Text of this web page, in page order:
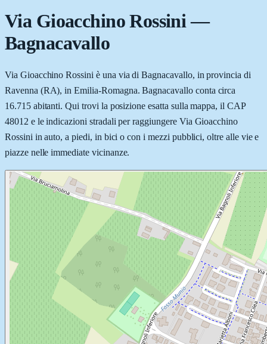
Via Gioacchino Rossini—
Bagnacavallo
Via Gioacchino Rossini è una via di Bagnacavallo, in provincia di
Ravenna (RA), in Emilia-Romagna. Bagnacavallo conta circa
16.715 abitanti. Qui trovi la posizione esatta sulla mappa, il CAP
48012 e le indicazioni stradali per raggiungere Via Gioacchino
Rossini in auto, a piedi, in bici o con i mezzi pubblici, oltre alle vie e
piazze nelle immediate vicinanze.